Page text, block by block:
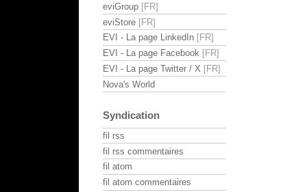
eviGroup
eviStore
EVI - La page LinkedIn
EVI - La page Facebook
EVI - La page Twitter / X
Nova's World
Syndication
fil rss
fil rss commentaires
fil atom
fil atom commentaires